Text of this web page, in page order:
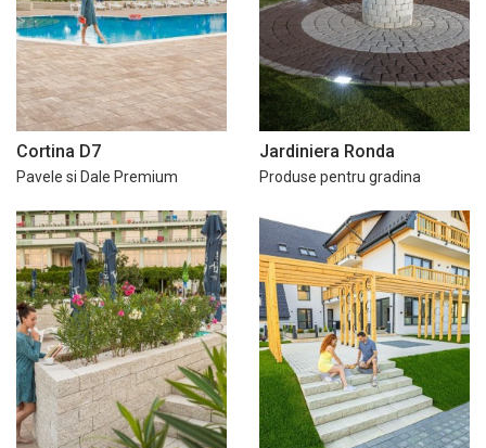
Cortina D7
Pavele si Dale Premium
Jardiniera Ronda
Produse pentru gradina